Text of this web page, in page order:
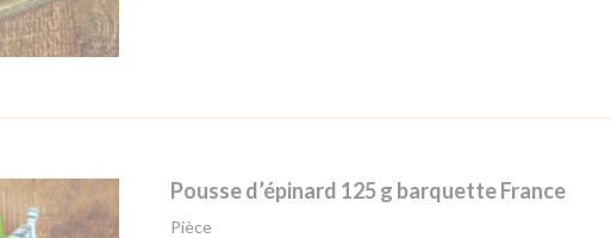
Pousse d’épinard 125 g barquette France
Pièce